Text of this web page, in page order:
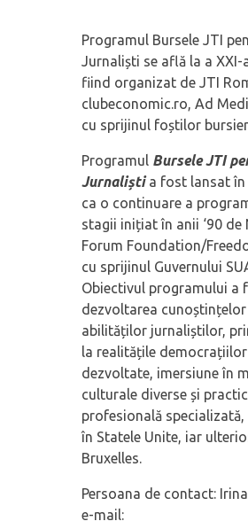
Programul Bursele JTI
Jurnaliști se află la a XXI-
fiind organizat de JTI
clubeconomic.ro, Ad
cu sprijinul foștilor
Programul Bursele JTI
Jurnaliștia fost lansat în
ca o continuare a
stagii inițiat în anii ‘90 de
Forum Foundation/
cu sprijinul Guvernului
Obiectivul programului a
dezvoltarea cunoștințelor
abilităților jurnaliștilor,
la realitățile democrațiilor
dezvoltate, imersiune în
culturale diverse și
profesională
în Statele Unite, iar
Bruxelles.
Persoana de contact:
e-mail: